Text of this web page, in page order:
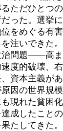
ただひとつ
った。選挙
をめぐる有
注いできた。
問題――高ま
度的破壊、
資本主義が
因の世界規
も現れた貧困
成したこと
たしてきた。